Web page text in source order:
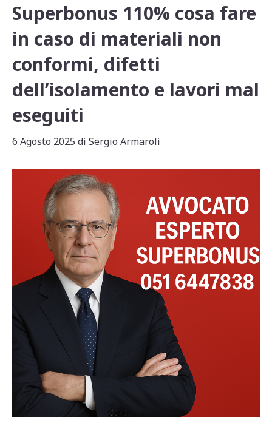
Superbonus 110% cosa fare
in caso di materiali non
conformi, difetti
dell’isolamento e lavori mal
eseguiti
6 Agosto 2025 di Sergio Armaroli